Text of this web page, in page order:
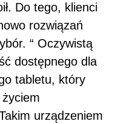
Do tego, klienci
rozwiązań
“ Oczywistą
dostępnego dla
tabletu, który
urządzeniem